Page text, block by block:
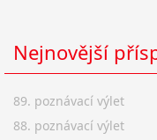
Nejnovější
89. poznávací výlet
88. poznávací výlet